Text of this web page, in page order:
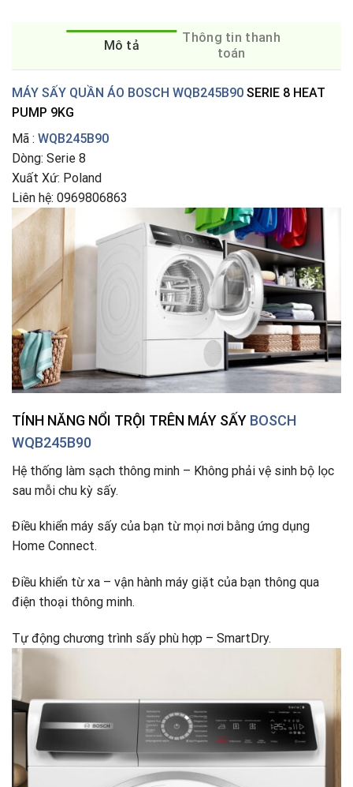
Mô tả
Thông tin thanh
toán
MÁY SẤY QUẦN ÁO BOSCH WQB245B90 SERIE 8 HEAT
PUMP 9KG
Mã : WQB245B90
Dòng: Serie 8
Xuất Xứ: Poland
Liên hệ: 0969806863
TÍNH NĂNG NỔI TRỘI TRÊN MÁY SẤY BOSCH
WQB245B90
Hệ thống làm sạch thông minh – Không phải vệ sinh bộ lọc
sau mỗi chu kỳ sấy.
Điều khiển máy sấy của bạn từ mọi nơi bằng ứng dụng
Home Connect.
Điều khiển từ xa – vận hành máy giặt của bạn thông qua
điện thoại thông minh.
Tự động chương trình sấy phù hợp – SmartDry.